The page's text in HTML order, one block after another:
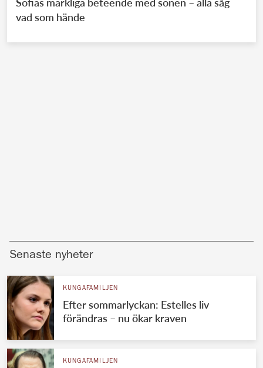
vad som hände
Senaste nyheter
KUNGAFAMILJEN
Efter sommarlyckan: Estelles liv
förändras – nu ökar kraven
KUNGAFAMILJEN